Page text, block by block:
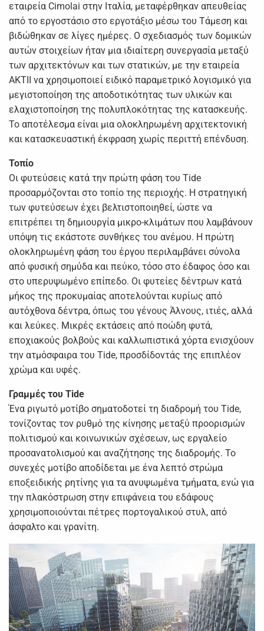
εταιρεία Cimolai στην Ιταλία, μεταφέρθηκαν απευθείας
από το εργοστάσιο στο εργοτάξιο μέσω του Τάμεση και
βιδώθηκαν σε λίγες ημέρες. Ο σχεδιασμός των δομικών
αυτών στοιχείων ήταν μια ιδιαίτερη συνεργασία μεταξύ
των αρχιτεκτόνων και των στατικών, με την εταιρεία
ΑΚΤΙΙ να χρησιμοποιεί ειδικό παραμετρικό λογισμικό για
μεγιστοποίηση της αποδοτικότητας των υλικών και
ελαχιστοποίηση της πολυπλοκότητας της κατασκευής.
Το αποτέλεσμα είναι μια ολοκληρωμένη αρχιτεκτονική
και κατασκευαστική έκφραση χωρίς περιττή επένδυση.
Τοπίο
Οι φυτεύσεις κατά την πρώτη φάση του Tide
προσαρμόζονται στο τοπίο της περιοχής. Η στρατηγική
των φυτεύσεων έχει βελτιστοποιηθεί, ώστε να
επιτρέπει τη δημιουργία μικρο-κλιμάτων που λαμβάνουν
υπόψη τις εκάστοτε συνθήκες του ανέμου. Η πρώτη
ολοκληρωμένη φάση του έργου περιλαμβάνει σύνολα
από φυσική σημύδα και πεύκο, τόσο στο έδαφος όσο και
στο υπερυψωμένο επίπεδο. Οι φυτείες δέντρων κατά
μήκος της προκυμαίας αποτελούνται κυρίως από
αυτόχθονα δέντρα, όπως του γένους Άλνους, ιτιές, αλλά
και λεύκες. Μικρές εκτάσεις από ποώδη φυτά,
εποχιακούς βολβούς και καλλωπιστικά χόρτα ενισχύουν
την ατμόσφαιρα του Tide, προσδίδοντάς της επιπλέον
χρώμα και υφές.
Γραμμές του Tide
Ένα ριγωτό μοτίβο σηματοδοτεί τη διαδρομή του Tide,
τονίζοντας τον ρυθμό της κίνησης μεταξύ προορισμών
πολιτισμού και κοινωνικών σχέσεων, ως εργαλείο
προσανατολισμού και αναζήτησης της διαδρομής. Το
συνεχές μοτίβο αποδίδεται με ένα λεπτό στρώμα
εποξειδικής ρητίνης για τα ανυψωμένα τμήματα, ενώ για
την πλακόστρωση στην επιφάνεια του εδάφους
χρησιμοποιούνται πέτρες πορτογαλικού στυλ, από
άσφαλτο και γρανίτη.